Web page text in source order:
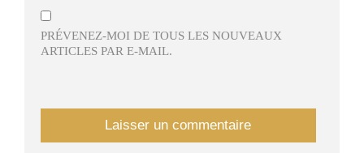
PRÉVENEZ-MOI DE TOUS LES NOUVEAUX
ARTICLES PAR E-MAIL.